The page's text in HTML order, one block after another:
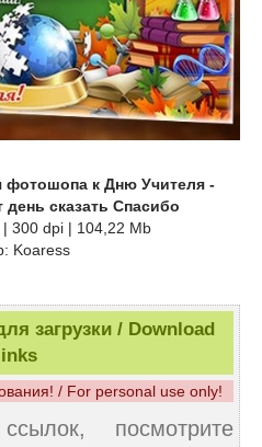
фотошопа к Дню Учителя -
сказать Спасибо
300 dpi | 104,22 Mb
Koaress
загрузки / Download
links
/ For personal use only!
посмотрите